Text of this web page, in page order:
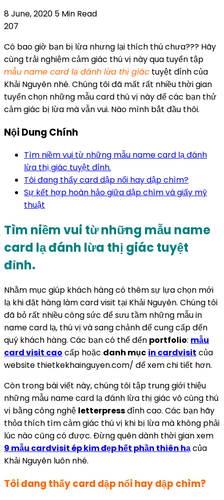
8 June, 2020 5 Min Read
207
Có bao giờ bạn bị lừa nhưng lại thích thú chưa??? Hãy
cùng trải nghiệm cảm giác thú vị này qua tuyển tập
mẫu name card lạ đánh lừa thị giác tuyệt đỉnh của
Khải Nguyên nhé. Chúng tôi đã mất rất nhiều thời gian
tuyển chọn những mẫu card thú vị này để các bạn thử
cảm giác bị lừa mà vẫn vui. Nào mình bắt đầu thôi.
Nội Dung Chính
Tìm niềm vui từ những mẫu name card lạ đánh
lừa thị giác tuyệt đỉnh.
Tôi đang thấy card dập nổi hay dập chìm?
Sự kết hợp hoàn hảo giữa dập chìm và giấy mỹ
thuật
Tìm niềm vui từ những mẫu name
card lạ đánh lừa thị giác tuyệt
đỉnh.
Nhằm mục giúp khách hàng có thêm sự lựa chọn mới
lạ khi đặt hàng làm card visit tại Khải Nguyên. Chúng tôi
đã bỏ rất nhiều công sức để sưu tầm những mẫu in
name card lạ, thú vị và sang chảnh để cung cấp đến
quý khách hàng. Các bạn có thể đến portfolio: mẫu
card visit cao cấp hoặc danh mục in cardvisit của
website thietkekhainguyen.com/ để xem chi tiết hơn.
Còn trong bài viết này, chúng tôi tập trung giới thiệu
những mẫu name card lạ đánh lừa thị giác vô cùng thú
vị bằng công nghệ letterpressđỉnh cao. Các bạn hãy
thỏa thích tìm cảm giác thú vị khi bị lừa mà không phải
lúc nào cũng có được. Đừng quên dành thời gian xem
9 mẫu cardvisit ép kim đẹp hết phần thiên hạcủa
Khải Nguyên luôn nhé.
Tôi đang thấy card dập nổi hay dập chìm?